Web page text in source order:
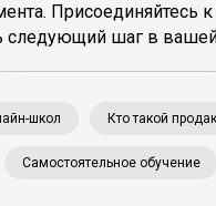
Присоединяйтесь
следующий шаг в
школ Кто такой
Самостоятельное обучение